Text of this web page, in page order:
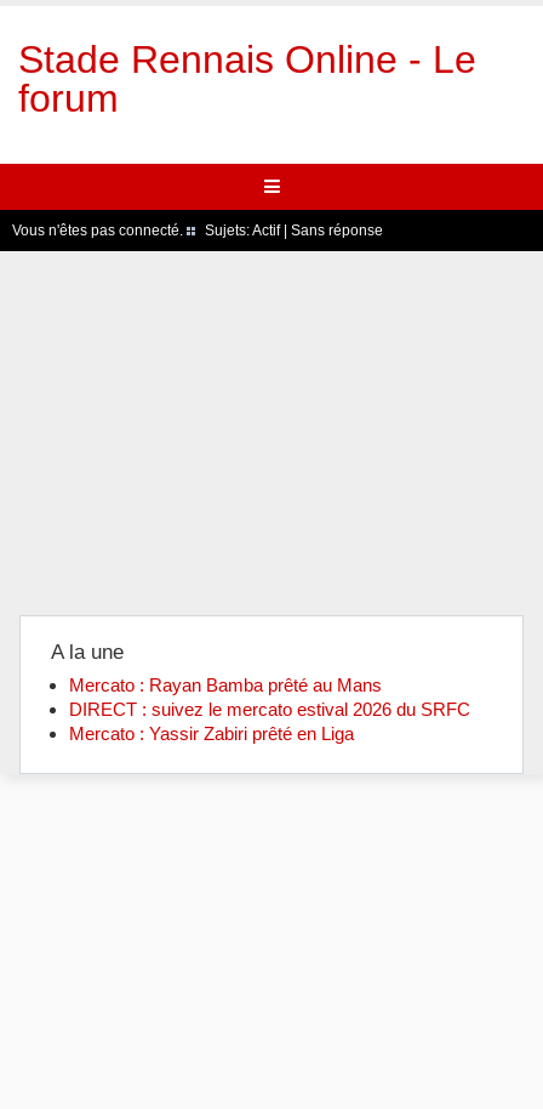
Stade Rennais Online - Le
forum
Vous n'êtes pas connecté. Sujets:Actif| Sans réponse
A la une
Mercato : Rayan Bamba prêté au Mans
DIRECT : suivez le mercato estival 2026 du SRFC
Mercato : Yassir Zabiri prêté en Liga